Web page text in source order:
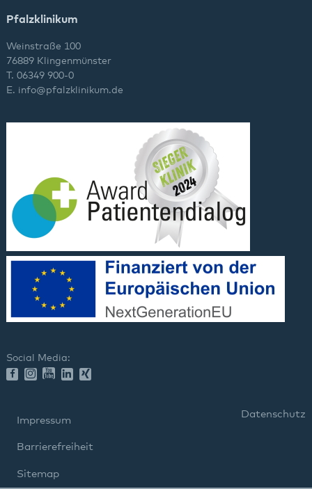
Pfalzklinikum
Weinstraße 100
76889 Klingenmünster
T. 06349 900-0
E. info@pfalzklinikum.de
Social Media:
Impressum
Datenschutz
Barrierefreiheit
Sitemap